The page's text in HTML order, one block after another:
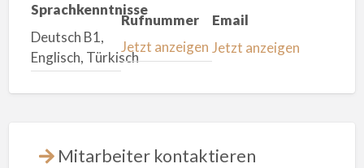
Sprachkenntnisse
Deutsch B1,
Englisch, Türkisch
Rufnummer
Jetzt anzeigen
Email
Jetzt anzeigen
Mitarbeiter kontaktieren